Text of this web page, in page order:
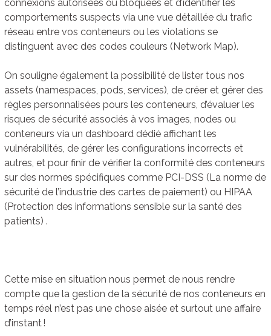
connexions autorisées ou bloquées et d’identifier les
comportements suspects via une vue détaillée du trafic
réseau entre vos conteneurs ou les violations se
distinguent avec des codes couleurs (Network Map).
On souligne également la possibilité de lister tous nos
assets (namespaces, pods, services), de créer et gérer des
règles personnalisées pours les conteneurs, d’évaluer les
risques de sécurité associés à vos images, nodes ou
conteneurs via un dashboard dédié affichant les
vulnérabilités, de gérer les configurations incorrects et
autres, et pour finir de vérifier la conformité des conteneurs
sur des normes spécifiques comme PCI-DSS (La norme de
sécurité de l’industrie des cartes de paiement) ou HIPAA
(Protection des informations sensible sur la santé des
patients) .
Cette mise en situation nous permet de nous rendre
compte que la gestion de la sécurité de nos conteneurs en
temps réel n’est pas une chose aisée et surtout une affaire
d’instant !